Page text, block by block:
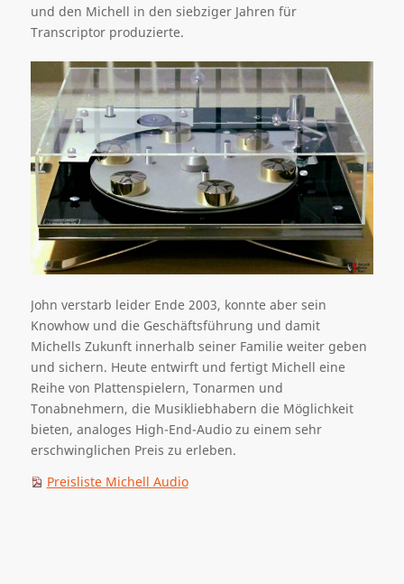
und den Michell in den siebziger Jahren für
Transcriptor produzierte.
John verstarb leider Ende 2003, konnte aber sein
Knowhow und die Geschäftsführung und damit
Michells Zukunft innerhalb seiner Familie weiter geben
und sichern. Heute entwirft und fertigt Michell eine
Reihe von Plattenspielern, Tonarmen und
Tonabnehmern, die Musikliebhabern die Möglichkeit
bieten, analoges High-End-Audio zu einem sehr
erschwinglichen Preis zu erleben.
Preisliste Michell Audio